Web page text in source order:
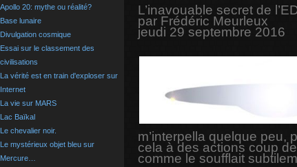
Apollo 20: mythe ou réalité?
Base lunaire
Divulgation cosmique
Essai sur le classement des
civilisations
La vérité est en train d'exploser sur
Internet
La vie sur MARS
Lac Baïkal
Le chevalier noir.
Le mystérieux objet bleu sur
Mercure…
L’inavouable secret de
par Frédéric Meurleux
jeudi 29 septembre 2016
m’interpella quelque peu,
cela à des actions coup
comme le soufflait